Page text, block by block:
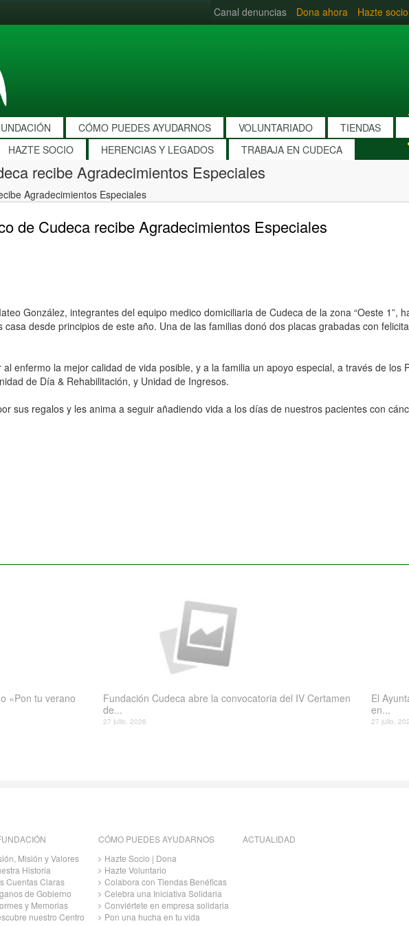
Canal denuncias Dona ahora Hazte socio
CÓMO PUEDES AYUDARNOS VOLUNTARIADO TIENDAS
HAZTE SOCIO HERENCIAS Y LEGADOS TRABAJA EN CUDECA
recibe Agradecimientos Especiales
Agradecimientos Especiales
de Cudeca recibe Agradecimientos Especiales
González, integrantes del equipo medico domiciliaria de Cudeca de la zona “Oeste 1”,
desde principios de este año. Una de las familias donó dos placas grabadas con
enfermo la mejor calidad de vida posible, y a la familia un apoyo especial, a través de los
de Día & Rehabilitación, y Unidad de Ingresos.
sus regalos y les anima a seguir añadiendo vida a los días de nuestros pacientes con
«Pon tu verano
Fundación Cudeca abre la convocatoria del IV Certamen
de...
27 julio, 2026
El
en...
27 julio,
Misión y Valores
Historia
Cuentas Claras
de Gobierno
y Memorias
nuestro Centro
CÓMO PUEDES AYUDARNOS
Hazte Socio | Dona
Hazte Voluntario
Colabora con Tiendas Benéficas
Celebra una Iniciativa Solidaria
Conviértete en empresa solidaria
Pon una hucha en tu vida
ACTUALIDAD